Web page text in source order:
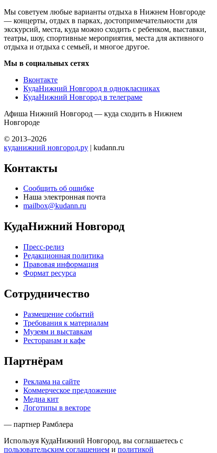
Мы советуем любые варианты отдыха в Нижнем Новгороде
— концерты, отдых в парках, достопримечательности для
экскурсий, места, куда можно сходить с ребенком, выставки,
театры, шоу, спортивные мероприятия, места для активного
отдыха и отдыха с семьей, и многое другое.
Мы в социальных сетях
Вконтакте
КудаНижний Новгород в однокласниках
КудаНижний Новгород в телеграме
Афиша Нижний Новгород — куда сходить в Нижнем
Новгороде
© 2013–2026
куданижний новгород.ру | kudann.ru
Контакты
Сообщить об ошибке
Наша электронная почта
mailbox@kudann.ru
КудаНижний Новгород
Пресс-релиз
Редакционная политика
Правовая информация
Формат ресурса
Сотрудничество
Размещение событий
Требования к материалам
Музеям и выставкам
Ресторанам и кафе
Партнёрам
Реклама на сайте
Коммерческое предложение
Медиа кит
Логотипы в векторе
— партнер Рамблера
Используя КудаНижний Новгород, вы соглашаетесь с
пользовательским соглашением и политикой